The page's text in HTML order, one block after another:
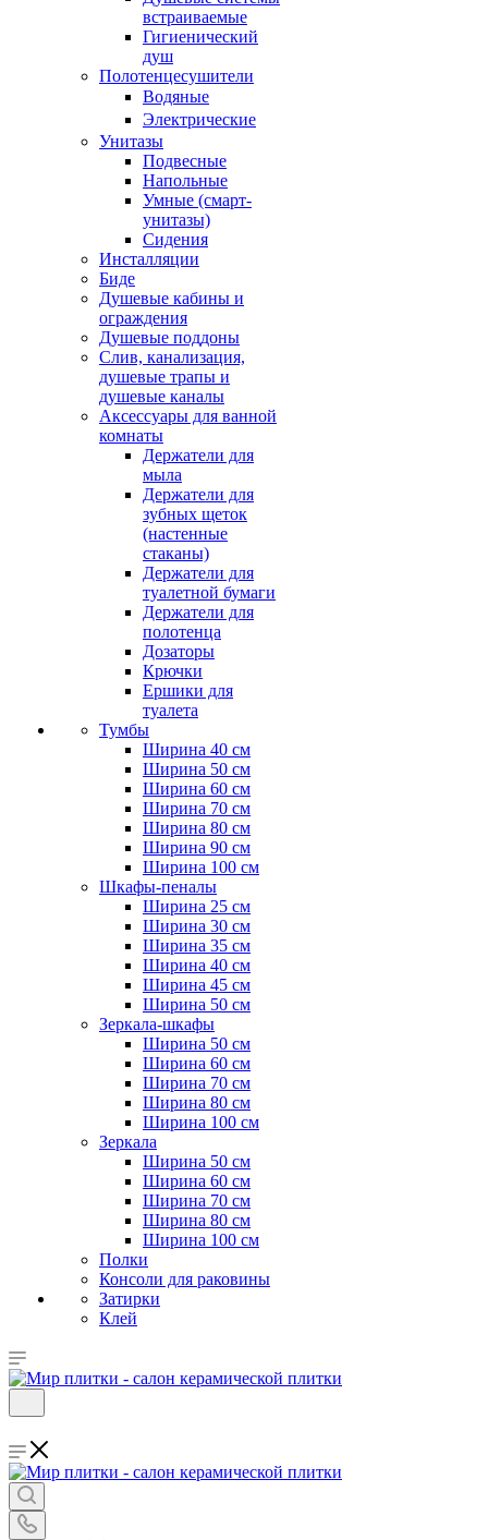
встраиваемые
Гигиенический
душ
Полотенцесушители
ㅤВодяные
ㅤЭлектрические
Унитазы
Подвесные
Напольные
Умные (смарт-
унитазы)
Сидения
Инсталляции
Биде
Душевые кабины и
ограждения
Душевые поддоны
Слив, канализация,
душевые трапы и
душевые каналы
Аксессуары для ванной
комнаты
Держатели для
мыла
Держатели для
зубных щеток
(настенные
стаканы)
Держатели для
туалетной бумаги
Держатели для
полотенца
Дозаторы
Крючки
Ершики для
туалета
Тумбы
Ширина 40 см
Ширина 50 см
Ширина 60 см
Ширина 70 см
Ширина 80 см
Ширина 90 см
Ширина 100 см
Шкафы-пеналы
Ширина 25 см
Ширина 30 см
Ширина 35 см
Ширина 40 см
Ширина 45 см
Ширина 50 см
Зеркала-шкафы
Ширина 50 см
Ширина 60 см
Ширина 70 см
Ширина 80 см
Ширина 100 см
Зеркала
Ширина 50 см
Ширина 60 см
Ширина 70 см
Ширина 80 см
Ширина 100 см
Полки
Консоли для раковины
Затирки
Клей